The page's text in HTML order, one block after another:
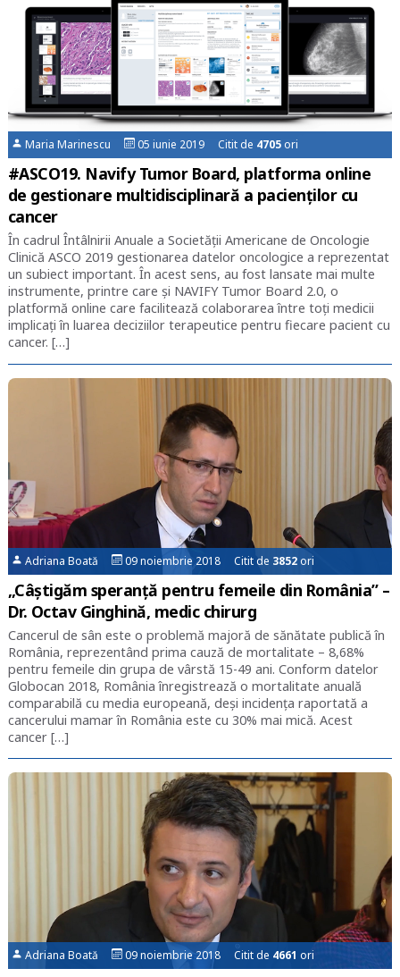
Maria Marinescu 05 iunie 2019 Citit de 4705 ori
#ASCO19. Navify Tumor Board, platforma online
de gestionare multidisciplinară a pacienților cu
cancer
În cadrul Întâlnirii Anuale a Societății Americane de Oncologie
Clinică ASCO 2019 gestionarea datelor oncologice a reprezentat
un subiect important. În acest sens, au fost lansate mai multe
instrumente, printre care și NAVIFY Tumor Board 2.0, o
platformă online care facilitează colaborarea între toți medicii
implicați în luarea deciziilor terapeutice pentru fiecare pacient cu
cancer. […]
Adriana Boată 09 noiembrie 2018 Citit de 3852ori
„Câștigăm speranță pentru femeile din România” –
Dr. Octav Ginghină, medic chirurg
Cancerul de sân este o problemă majoră de sănătate publică în
România, reprezentând prima cauză de mortalitate – 8,68%
pentru femeile din grupa de vârstă 15-49 ani. Conform datelor
Globocan 2018, România înregistrează o mortalitate anuală
comparabilă cu media europeană, deși incidența raportată a
cancerului mamar în România este cu 30% mai mică. Acest
cancer […]
Adriana Boată 09 noiembrie 2018 Citit de 4661 ori